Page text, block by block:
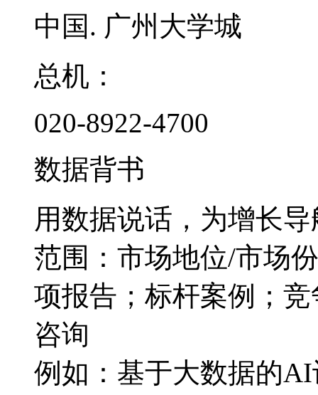
中国. 广州大学城
总机：
020-8922-4700
数据背书
用数据说话，为增长导
范围：市场地位/市场
项报告；标杆案例；
咨询
例如：基于大数据的